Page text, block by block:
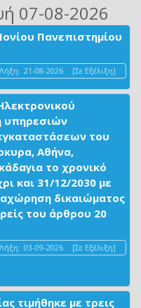
07-08-2026
Πανεπιστημίου
Λήξη: 21-08-2026 [Σε Εξέλιξη]
υπηρεσιών
του
Αθήνα,
το χρονικό
και 31/12/2030 με
δικαιώματος
του άρθρου 20
Λήξη: 03-09-2026 [Σε Εξέλιξη]
τιμήθηκε με τρεις